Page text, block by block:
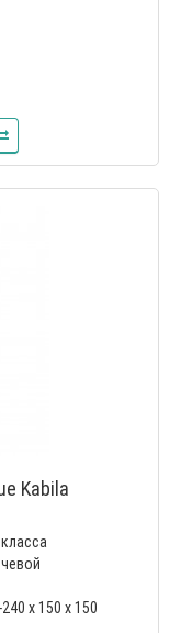
Kabila
x 150 x 150